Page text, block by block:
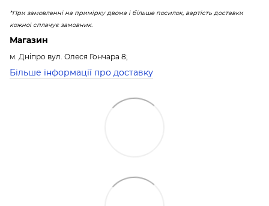
*При замовленні на примірку двома і більше посилок, вартість доставки
кожної сплачує замовник.
Магазин
м. Дніпро вул. Олеся Гончара 8;
Більше інформації про доставку